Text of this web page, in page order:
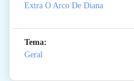
Extra O Arco De Diana
Tema:
Geral